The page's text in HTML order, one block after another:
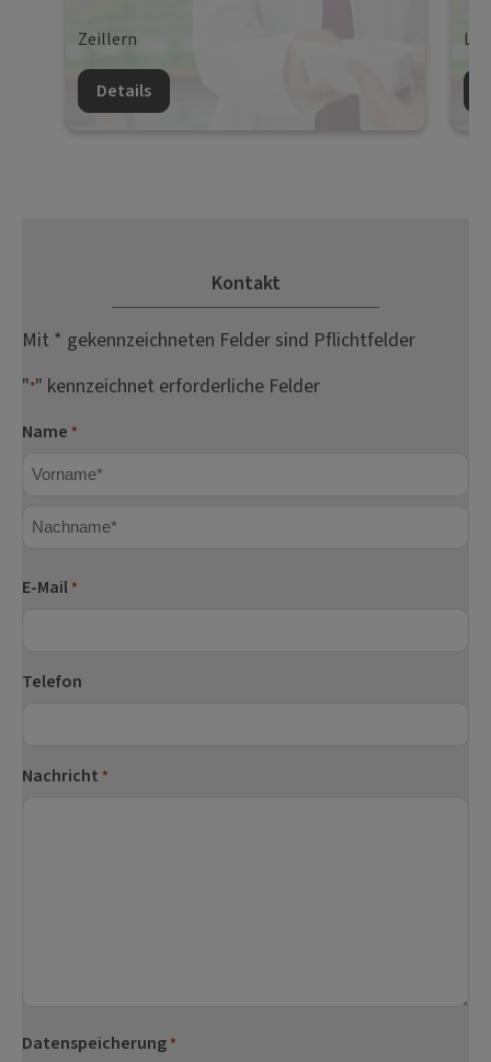
Zeillern
Details
Kontakt
Mit * gekennzeichneten Felder sind Pflichtfelder
"*" kennzeichnet erforderliche Felder
Name *
E-Mail *
Telefon
Nachricht *
Datenspeicherung *